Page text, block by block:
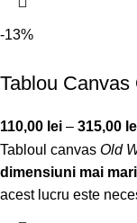
-13%
Tablou Canvas
110,00 lei – 315,00
Tabloul canvas Old
dimensiuni mai mari
acest lucru este